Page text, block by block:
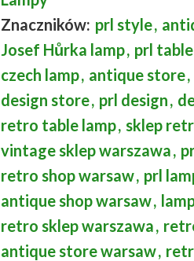
Znaczników: prl style,
Josef Hůrka lamp, prl
czech lamp, antique store,
design store, prl design,
retro table lamp, sklep
vintage sklep warszawa,
retro shop warsaw, prl
antique shop warsaw,
retro sklep warszawa,
antique store warsaw,